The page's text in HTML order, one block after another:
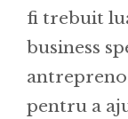
fi trebuit
business
pentru a